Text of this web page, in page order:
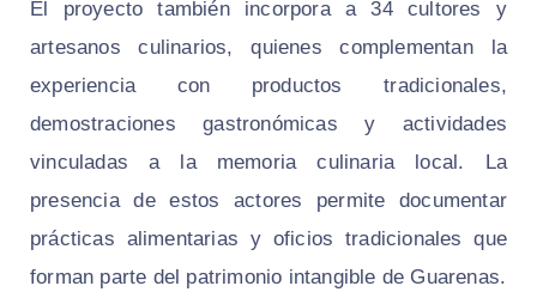
El proyecto también incorpora a 34 cultores y
artesanos culinarios, quienes complementan la
experiencia con productos tradicionales,
demostraciones gastronómicas y actividades
vinculadas a la memoria culinaria local. La
presencia de estos actores permite documentar
prácticas alimentarias y oficios tradicionales que
forman parte del patrimonio intangible de Guarenas.